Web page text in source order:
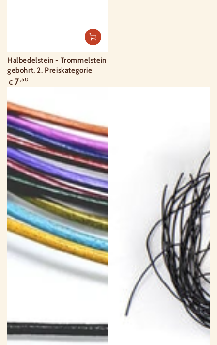
Halbedelstein - Trommelstein
gebohrt, 2. Preiskategorie
Regulärer
Preis
€ 7,50